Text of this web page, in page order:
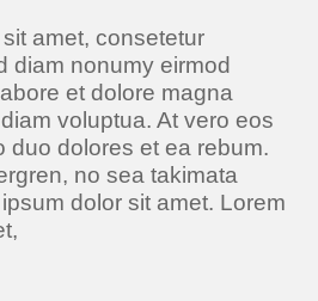
amet, consetetur
diam nonumy eirmod
et dolore magna
voluptua. At vero eos
duo dolores et ea rebum.
no sea takimata
dolor sit amet. Lorem